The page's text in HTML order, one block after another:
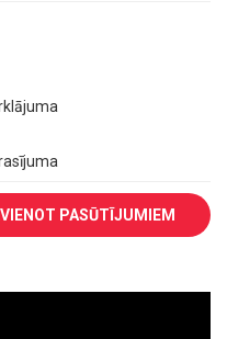
PASŪTĪJUMIEM